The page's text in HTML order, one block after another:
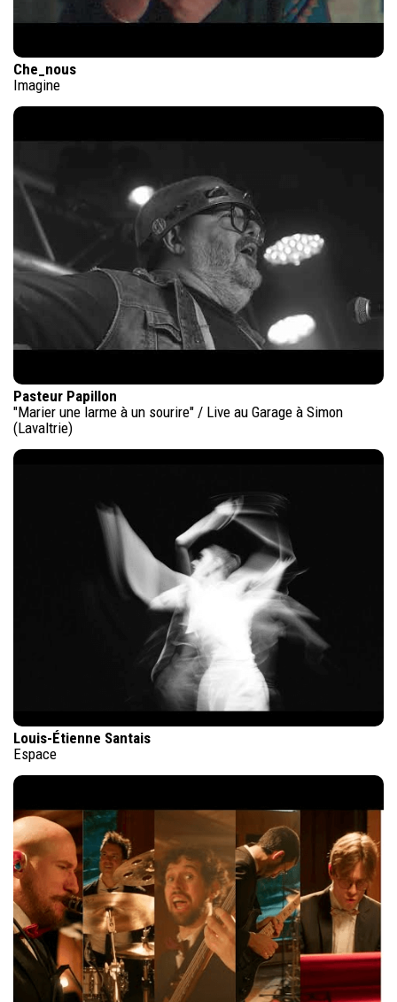
Che_nous
Imagine
Pasteur Papillon
"Marier une larme à un sourire" / Live au Garage à Simon
(Lavaltrie)
Louis-Étienne Santais
Espace